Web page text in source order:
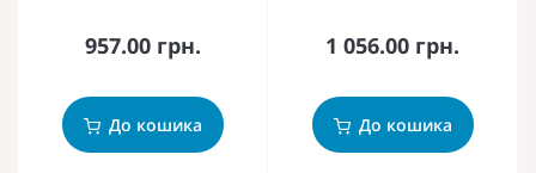
957.00 грн.
До кошика
1 056.00 грн.
До кошика